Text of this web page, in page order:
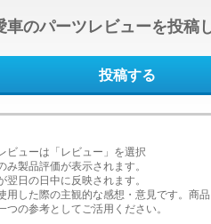
車のパーツレビューを投稿
投稿する
ューは「レビュー」を選択
製品評価が表示されます。
日の日中に反映されます。
した際の主観的な感想・意見です。商
の参考としてご活用ください。